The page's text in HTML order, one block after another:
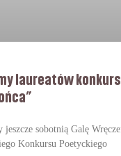
laureatów
jeszcze sobotnią Galę
Konkursu Poetyckiego